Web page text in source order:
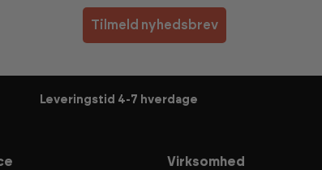
Tilmeld nyhedsbrev
Leveringstid 4-7 hverdage
Virksomhed